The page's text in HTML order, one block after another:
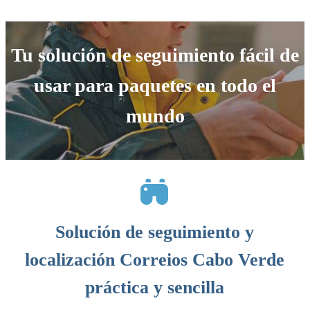
Tu solución de seguimiento fácil de
usar para paquetes en todo el
mundo
Solución de seguimiento y
localización Correios Cabo Verde
práctica y sencilla